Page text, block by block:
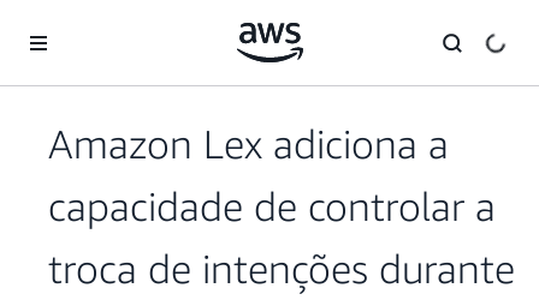
Pular para o conteúdo principal
Amazon Lex adiciona a
capacidade de controlar a
troca de intenções durante